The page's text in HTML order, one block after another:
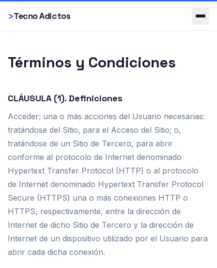
>Tecno Adictos
Smartphones
Términos y Condiciones
CLÁUSULA (1). Definiciones
Acceder: una o más acciones del Usuario necesarias:
tratándose del Sitio, para el Acceso del Sitio; o,
tratándose de un Sitio de Tercero, para abrir
conforme al protocolo de Internet denominado
Hypertext Transfer Protocol (HTTP) o al protocolo
de Internet denominado Hypertext Transfer Protocol
Secure (HTTPS) una o más conexiones HTTP o
HTTPS, respectivamente, entre la dirección de
Internet de dicho Sitio de Tercero y la dirección de
Internet de un dispositivo utilizado por el Usuario para
abrir cada dicha conexión.